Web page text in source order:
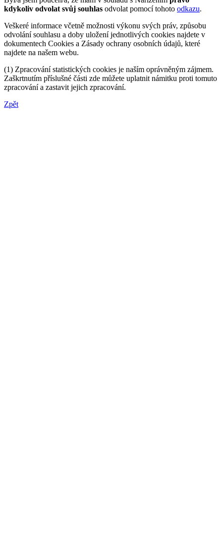
kdykoliv odvolat svůj souhlas odvolat pomocí tohoto odkazu.
Veškeré informace včetně možnosti výkonu svých práv, způsobu
odvolání souhlasu a doby uložení jednotlivých cookies najdete v
dokumentech Cookies a Zásady ochrany osobních údajů, které
najdete na našem webu.
(1) Zpracování statistických cookies je naším oprávněným zájmem.
Zaškrtnutím příslušné části zde můžete uplatnit námitku proti tomuto
zpracování a zastavit jejich zpracování.
Zpět